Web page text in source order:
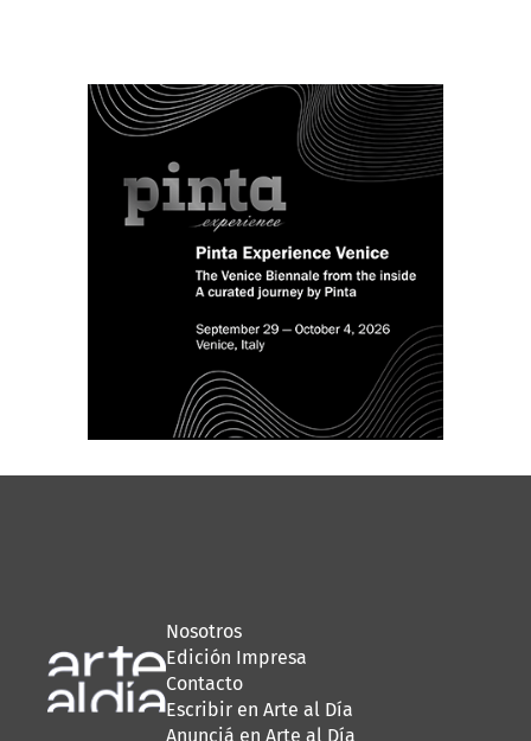
Nosotros
Edición Impresa
Contacto
Escribir en Arte al Día
Anunciá en Arte al Día